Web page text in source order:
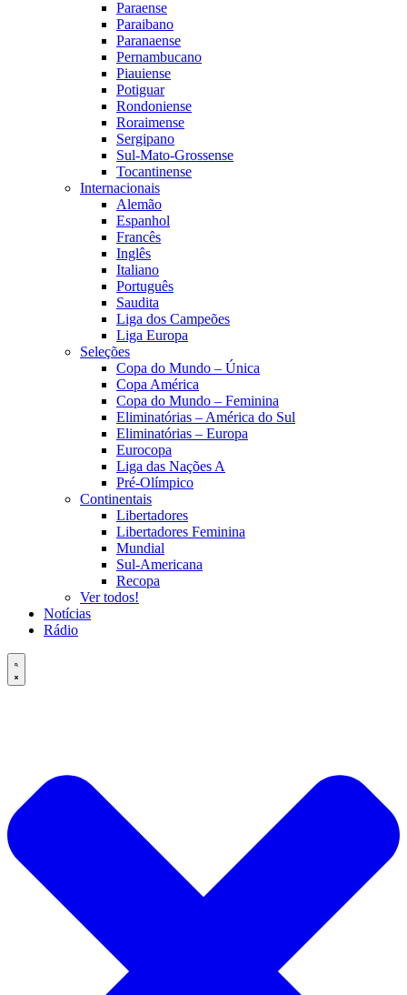
Paraense
Paraibano
Paranaense
Pernambucano
Piauiense
Potiguar
Rondoniense
Roraimense
Sergipano
Sul-Mato-Grossense
Tocantinense
Internacionais
Alemão
Espanhol
Francês
Inglês
Italiano
Português
Saudita
Liga dos Campeões
Liga Europa
Seleções
Copa do Mundo – Única
Copa América
Copa do Mundo – Feminina
Eliminatórias – América do Sul
Eliminatórias – Europa
Eurocopa
Liga das Nações A
Pré-Olímpico
Continentais
Libertadores
Libertadores Feminina
Mundial
Sul-Americana
Recopa
Ver todos!
Notícias
Rádio